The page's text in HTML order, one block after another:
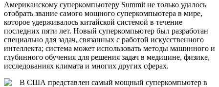
Американскому суперкомпьютеру Summit не только удалось
отобрать звание самого мощного суперкомпьютера в мире,
которое удерживалось китайской системой в течение
последних пяти лет. Новый суперкомпьютер был разработан
специально для задач, связанных с работой искусственного
интеллекта; система может использовать методы машинного и
глубинного обучения для решения задач в медицине, физике,
исследованиях климата и многих других сферах.